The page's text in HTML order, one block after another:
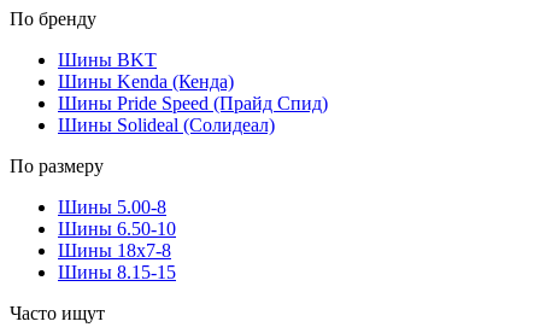
По бренду
Шины BKT
Шины Kenda (Кенда)
Шины Pride Speed (Прайд Спид)
Шины Solideal (Солидеал)
По размеру
Шины 5.00-8
Шины 6.50-10
Шины 18x7-8
Шины 8.15-15
Часто ищут